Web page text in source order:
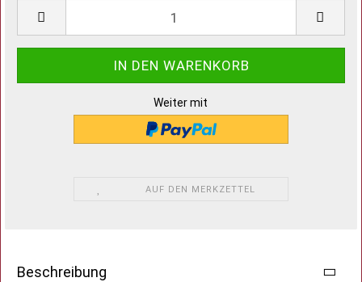
Weiter mit
AUF DEN MERKZETTEL
Beschreibung